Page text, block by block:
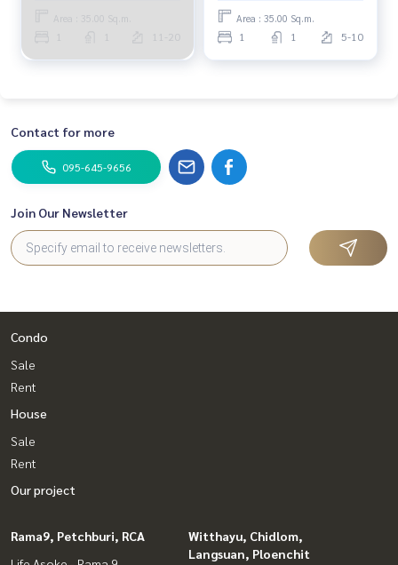
Area : 35.00 Sq.m.
11-20
Area : 35.00 Sq.m.
1 1 5-10
Contact for more
095-645-9656
Join Our Newsletter
Condo
Sale
Rent
House
Sale
Rent
Our project
Rama9, Petchburi, RCA
Witthayu, Chidlom,
Langsuan, Ploenchit